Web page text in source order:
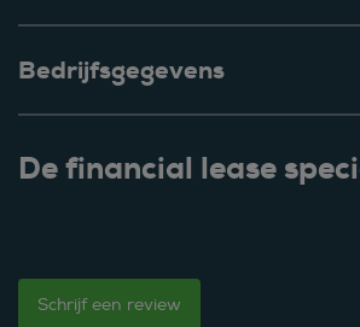
Bedrijfsgegevens
De financial lease
Schrijf een review